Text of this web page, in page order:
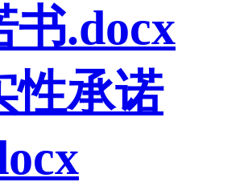
书.docx
性承诺